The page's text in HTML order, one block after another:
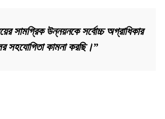
সামগ্রিক উন্নয়নকে সর্বোচ্চ অগ্রাধিকার
সহযোগিতা কামনা করছি।”